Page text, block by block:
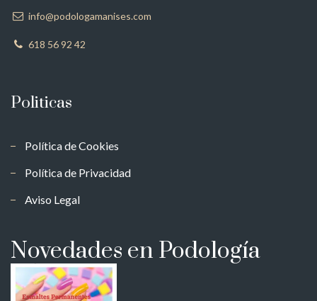
info@podologamanises.com
618 56 92 42
Politicas
Política de Cookies
Política de Privacidad
Aviso Legal
Novedades en Podología